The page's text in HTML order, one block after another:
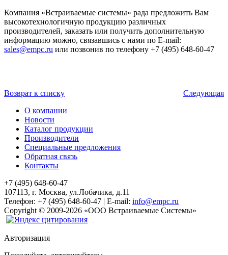
Компания «Встраиваемые системы» рада предложить Вам
высокотехнологичную продукцию различных
производителей, заказать или получить дополнительную
информацию можно, связавшись с нами по E-mail:
sales@empc.ru или позвонив по телефону +7 (495) 648-60-47
Возврат к списку
Следующая
О компании
Новости
Каталог продукции
Производители
Специальные предложения
Обратная связь
Контакты
+7 (495) 648-60-47
107113, г. Москва, ул.Лобачика, д.11
Телефон: +7 (495) 648-60-47 | E-mail: info@empc.ru
Copyright © 2009-2026 «ООО Встраиваемые Системы»
Авторизация